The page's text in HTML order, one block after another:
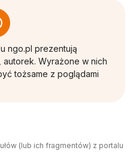
ngo.pl prezentują
autorek. Wyrażone w nich
tożsame z poglądami
(lub ich fragmentów) z portalu